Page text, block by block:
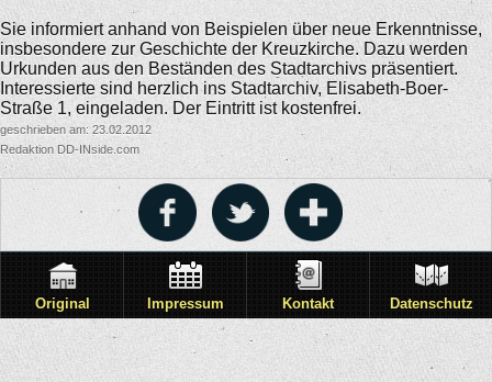
Sie informiert anhand von Beispielen über neue Erkenntnisse,
insbesondere zur Geschichte der Kreuzkirche. Dazu werden
Urkunden aus den Beständen des Stadtarchivs präsentiert.
Interessierte sind herzlich ins Stadtarchiv, Elisabeth-Boer-
Straße 1, eingeladen. Der Eintritt ist kostenfrei.
geschrieben am: 23.02.2012
Redaktion DD-INside.com
Original Impressum Kontakt Datenschutz